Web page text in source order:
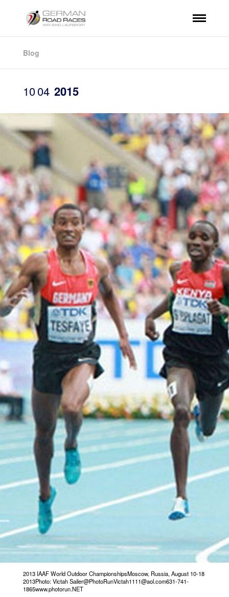
Blog
1004 2015
2013 IAAF World Outdoor ChampionshipsMoscow, Russia, August 10-18
2013Photo: Victah Sailer@PhotoRunVictah1111@aol.com631-741-
1865www.photorun.NET